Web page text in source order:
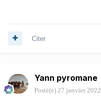
Citer
Yann pyromane
Posté(e) 27 janvier 2022